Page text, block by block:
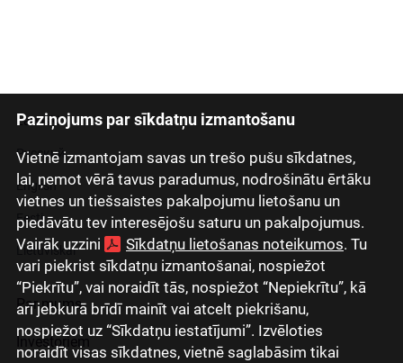
Paziņojums par sīkdatņu izmantošanu
Vietnē izmantojam savas un trešo pušu sīkdatnes,
lai, ņemot vērā tavus paradumus, nodrošinātu ērtāku
vietnes un tiešsaistes pakalpojumu lietošanu un
piedāvātu tev interesējošu saturu un pakalpojumus.
Vairāk uzzini
Sīkdatņu lietošanas noteikumos. Tu
vari piekrist sīkdatņu izmantošanai, nospiežot
“Piekrītu”, vai noraidīt tās, nospiežot “Nepiekrītu”, kā
arī jebkurā brīdī mainīt vai atcelt piekrišanu,
nospiežot uz “Sīkdatņu iestatījumi”. Izvēloties
noraidīt visas sīkdatnes, vietnē saglabāsim tikai
Latviski
Русский
English
Eesti
Lietuviškai
Par mums
Investoriem